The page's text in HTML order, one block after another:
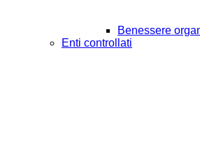
Benessere
Enti controllati